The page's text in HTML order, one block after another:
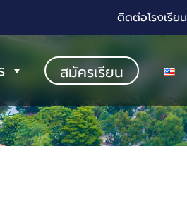
ติดต่อโรงเรียน
สมัครเรียน